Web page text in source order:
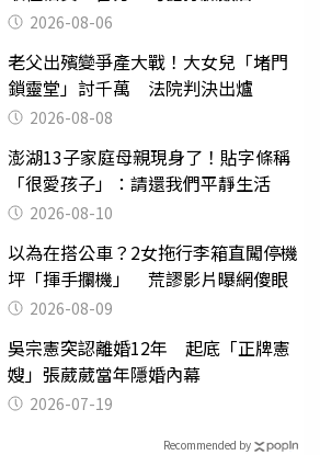
2026-08-06
老父出殯變爭產大戰！大女兒「堵門
鎖靈堂」討千萬 法院判決出爐
2026-08-08
澎湖13子家庭母親現身了！貼字條稱
「很愛孩子」：請還我們平靜生活
2026-08-10
以為在搭公車？2女拖行李箱直闖停機
坪「揮手攔機」 荒謬影片曝網傻眼
2026-08-09
吳宗憲突認離婚12年 起底「正牌憲
嫂」張葳葳當年隱婚內幕
2026-07-19
Recommended by